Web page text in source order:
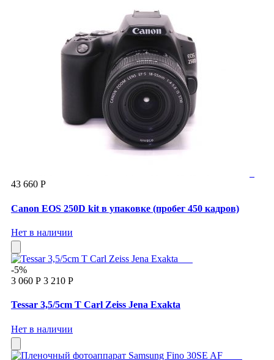
43 660 Р
Canon EOS 250D kit в упаковке (пробег 450 кадров)
Нет в наличии
-5%
3 060 Р 3 210 Р
Tessar 3,5/5cm T Carl Zeiss Jena Exakta
Нет в наличии